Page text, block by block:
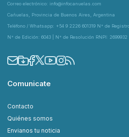
Correo electrónico: info@infocanuelas.com
Cañuelas, Provincia de Buenos Aires, Argentina
Teléfono / Whatsapp: +54 9 2226 601319 N° de
N° de Edición: 6043 | N° de Resolución RNPI: 2699932
Comunicate
Contacto
Quiénes somos
Envianos tu noticia